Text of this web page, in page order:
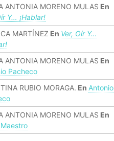
ANTONIA MORENO MULAS En
Y… ¡hablar!
MARTÍNEZ En Ver, Oír Y…
ANTONIA MORENO MULAS En
Pacheco
RUBIO MORAGA. En Antonio
ANTONIA MORENO MULAS En